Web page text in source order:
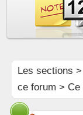
Les sections >
ce forum > Ce